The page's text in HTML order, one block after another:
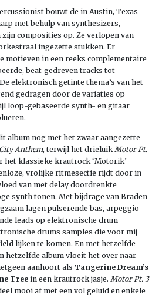
bouwt de in Austin, Texas
met behulp van synthesizers,
composities op. Ze verlopen van
ingezette stukken. Er
motieven in een reeks complementaire
beat-gedreven tracks tot
elektronisch getinte thema’s van het
gedragen door de variaties op
loop-gebaseerde synth- en gitaar
album nog met het zwaar aangezette
Anthem, terwijl het drieluik Motor Pt.
het klassieke krautrock ‘Motorik’
vrolijke ritmesectie rijdt door in
van met delay doordrenkte
synth tonen. Met bijdrage van Braden
lagen pulserende bas, arpeggio-
leads op elektronische drum
drums samples die voor mij
lijken te komen. En met hetzelfde
hetzelfde album vloeit het over naar
aanhoort als Tangerine Dream’s
Tree in een krautrock jasje. Motor Pt. 3
mooi af met een vol geluid en enkele